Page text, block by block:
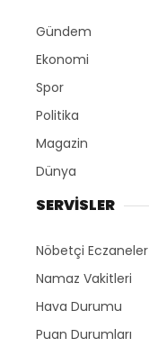
Gündem
Ekonomi
Spor
Politika
Magazin
Dünya
SERVİSLER
Nöbetçi Eczaneler
Namaz Vakitleri
Hava Durumu
Puan Durumları